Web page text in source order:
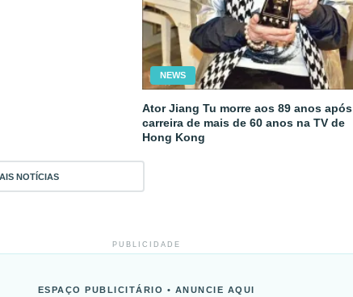
NEWS
Ator Jiang Tu morre aos 89 anos após
carreira de mais de 60 anos na TV de
Hong Kong
NOTÍCIAS
PUBLICIDADE
ESPAÇO PUBLICITÁRIO • ANUNCIE AQUI